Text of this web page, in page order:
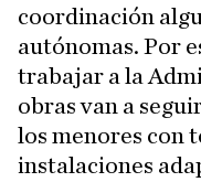
coordinación
autónomas. Por
trabajar a la
obras van a
los menores con
instalaciones